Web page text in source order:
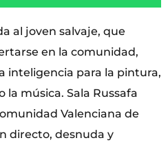
al joven salvaje, que
en la comunidad,
inteligencia para la pintura,
la música. Sala Russafa
Valenciana de
directo, desnuda y